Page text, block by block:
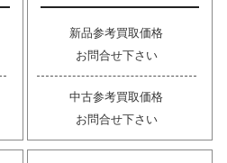
新品参考買取価格
お問合せ下さい
中古参考買取価格
お問合せ下さい